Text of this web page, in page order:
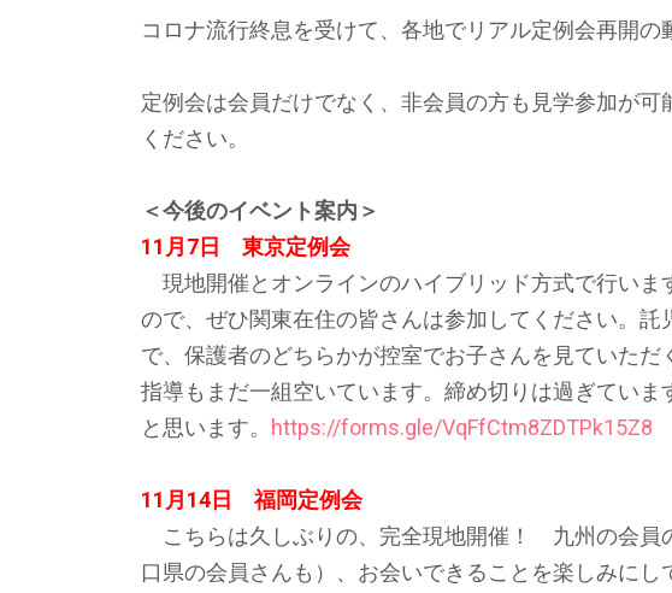
コロナ流行終息を受けて、各地でリアル定例会再開の
定例会は会員だけでなく、非会員の方も見学参加が
ください。
＜今後のイベント案内＞
11月7日 東京定例会
現地開催とオンラインのハイブリッド方式で行いま
ので、ぜひ関東在住の皆さんは参加してください。託
で、保護者のどちらかが控室でお子さんを見ていただ
指導もまだ一組空いています。締め切りは過ぎていま
と思います。 https://forms.gle/VqFfCtm8ZDTPk15Z8
11月14日 福岡定例会
こちらは久しぶりの、完全現地開催！ 九州の会員
口県の会員さんも）、お会いできることを楽しみにし